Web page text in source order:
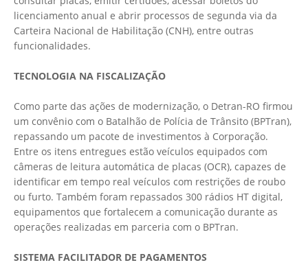
licenciamento anual e abrir processos de segunda via da
Carteira Nacional de Habilitação (CNH), entre outras
funcionalidades.
TECNOLOGIA NA FISCALIZAÇÃO
Como parte das ações de modernização, o Detran-RO firmou
um convênio com o Batalhão de Polícia de Trânsito (BPTran),
repassando um pacote de investimentos à Corporação.
Entre os itens entregues estão veículos equipados com
câmeras de leitura automática de placas (OCR), capazes de
identificar em tempo real veículos com restrições de roubo
ou furto. Também foram repassados 300 rádios HT digital,
equipamentos que fortalecem a comunicação durante as
operações realizadas em parceria com o BPTran.
SISTEMA FACILITADOR DE PAGAMENTOS